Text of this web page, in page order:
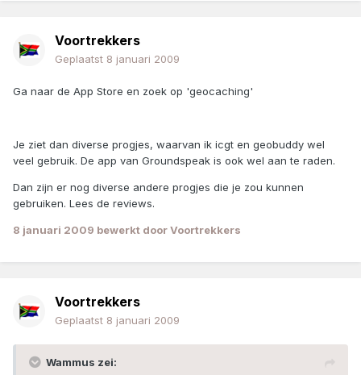
Voortrekkers
Geplaatst 8 januari 2009
Ga naar de App Store en zoek op 'geocaching'
Je ziet dan diverse progjes, waarvan ik icgt en geobuddy wel
veel gebruik. De app van Groundspeak is ook wel aan te raden.
Dan zijn er nog diverse andere progjes die je zou kunnen
gebruiken. Lees de reviews.
8 januari 2009 bewerkt door Voortrekkers
Voortrekkers
Geplaatst 8 januari 2009
Wammus zei: